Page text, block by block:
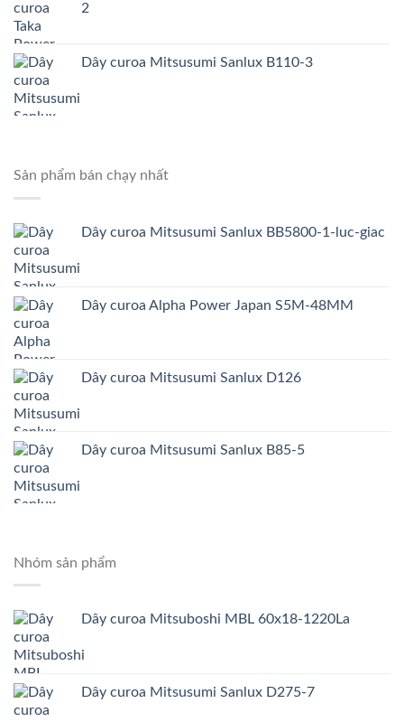
2
Dây curoa Mitsusumi Sanlux B110-3
Sản phẩm bán chạy nhất
Dây curoa Mitsusumi Sanlux BB5800-1-luc-giac
Dây curoa Alpha Power Japan S5M-48MM
Dây curoa Mitsusumi Sanlux D126
Dây curoa Mitsusumi Sanlux B85-5
Nhóm sản phẩm
Dây curoa Mitsuboshi MBL 60x18-1220La
Dây curoa Mitsusumi Sanlux D275-7